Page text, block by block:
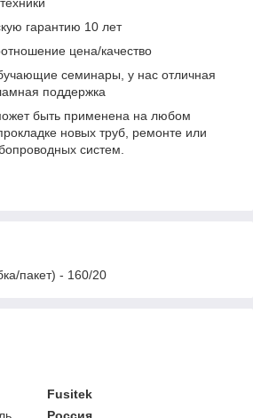
гарантию 10 лет
цена/качество
семинары, у нас отличная
поддержка
быть применена на любом
новых труб, ремонте или
систем.
пакет) - 160/20
Fusitek
Россия